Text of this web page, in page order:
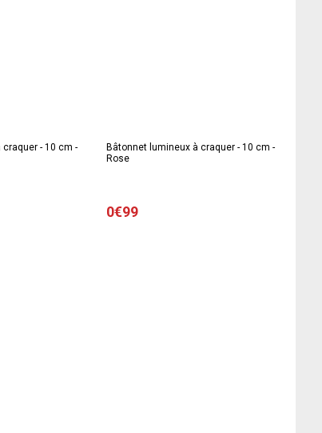
- 10 cm -
Bâtonnet lumineux à craquer - 10 cm -
Rose
0€99